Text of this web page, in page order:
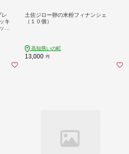
レ
キ
キ
土佐ジロー卵の米粉フィナンシェ
（１０個）
高知県いの町
13,000 円